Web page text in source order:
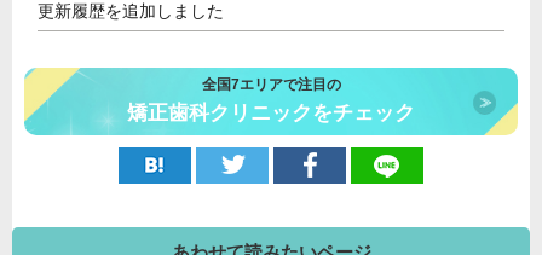
更新履歴を追加しました
全国7エリアで注目の
矯正歯科クリニックをチェック